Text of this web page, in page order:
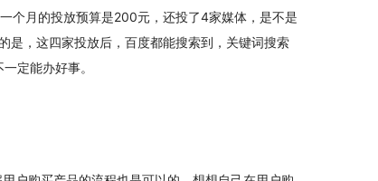
个月的投放预算是200元，还投了4家媒体，是不是
是，这四家投放后，百度都能搜索到，关键词搜索
定能办好事。